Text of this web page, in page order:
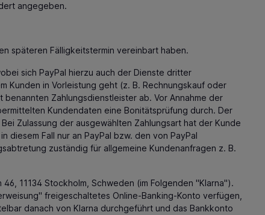
angegeben.
späteren Fälligkeitstermin vereinbart haben.
sich PayPal hierzu auch der Dienste dritter
Kunden in Vorleistung geht (z. B. Rechnungskauf oder
Zahlungsdienstleister ab. Vor Annahme der
Kundendaten eine Bonitätsprüfung durch. Der
Zulassung der ausgewählten Zahlungsart hat der Kunde
Fall nur an PayPal bzw. den von PayPal
zuständig für allgemeine Kundenanfragen z. B.
11134 Stockholm, Schweden (im Folgenden "Klarna").
freigeschaltetes Online-Banking-Konto verfügen,
danach von Klarna durchgeführt und das Bankkonto